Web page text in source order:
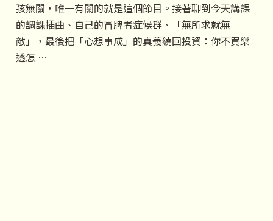
孩無關，唯一有關的就是這個節目。接著聊到今天講課
的調課插曲、自己的冒牌者症候群、「無所求就無
敵」，最後把「心想事成」的真義繞回投資：你不買樂
透怎 …